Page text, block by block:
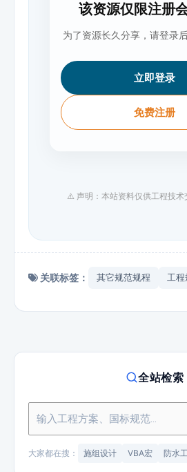
该资源仅限注册
为了资源长久分享，请登录
立即登录
免费注册
⚠️ 声明：本站资料仅供工程技术
关联标签： 其它规范规程 工
全站检索
大家都在搜： 施组设计 VBA宏 防水